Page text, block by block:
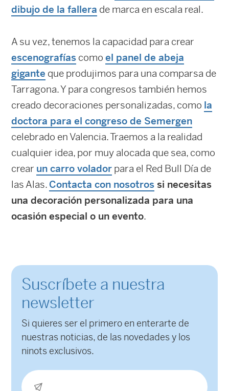
dibujo de la fallera de marca en escala real.
A su vez, tenemos la capacidad para crear
escenografías como el panel de abeja
gigante que produjimos para una comparsa de
Tarragona. Y para congresos también hemos
creado decoraciones personalizadas, como la
doctora para el congreso de Semergen
celebrado en Valencia. Traemos a la realidad
cualquier idea, por muy alocada que sea, como
crear un carro volador para el Red Bull Día de
las Alas. Contacta con nosotros si necesitas
una decoración personalizada para una
ocasión especial o un evento.
Suscríbete a nuestra
newsletter
Si quieres ser el primero en enterarte de
nuestras noticias, de las novedades y los
ninots exclusivos.